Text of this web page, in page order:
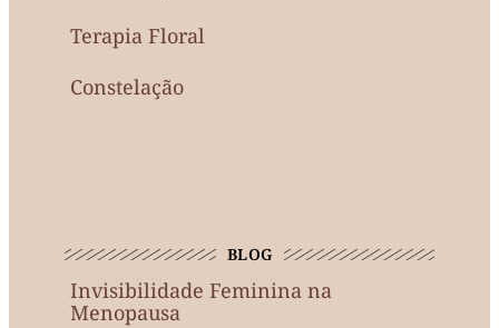
Terapia Floral
Constelação
BLOG
Invisibilidade Feminina na
Menopausa